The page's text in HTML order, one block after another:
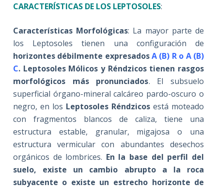
CARACTERÍSTICAS DE LOS LEPTOSOLES:
Características Morfológicas: La mayor parte de
los Leptosoles tienen una configuración de
horizontes débilmente expresadosA (B) R o A (B)
C. Leptosoles Mólicos y Réndzicos tienen rasgos
morfológicos más pronunciados. El subsuelo
superficial órgano-mineral calcáreo pardo-oscuro o
negro, en los Leptosoles Réndzicos está moteado
con fragmentos blancos de caliza, tiene una
estructura estable, granular, migajosa o una
estructura vermicular con abundantes desechos
orgánicos de lombrices. En la base del perfil del
suelo, existe un cambio abrupto a la roca
subyacente o existe un estrecho horizonte de